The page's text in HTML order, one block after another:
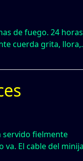
de fuego. 24 horas
cuerda grita,
servido fielmente
El cable del